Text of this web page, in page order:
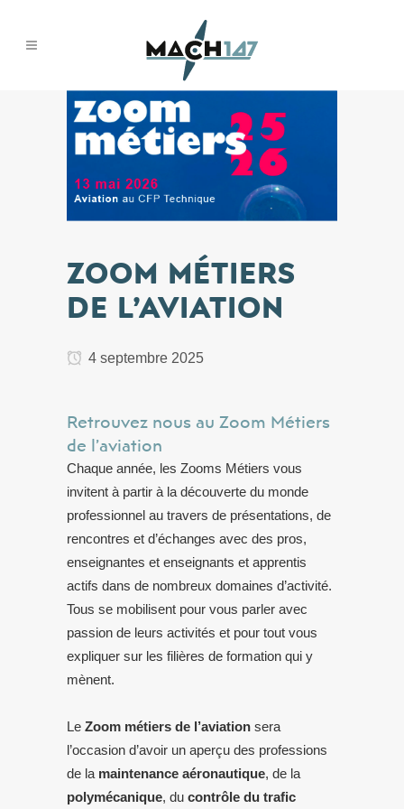
ZOOM MÉTIERS
DE L’AVIATION
4 septembre 2025
Retrouvez nous au Zoom Métiers
de l’aviation
Chaque année, les Zooms Métiers vous
invitent à partir à la découverte du monde
professionnel au travers de présentations, de
rencontres et d’échanges avec des pros,
enseignantes et enseignants et apprentis
actifs dans de nombreux domaines d’activité.
Tous se mobilisent pour vous parler avec
passion de leurs activités et pour tout vous
expliquer sur les filières de formation qui y
mènent.
Le Zoom métiers de l’aviation sera
l’occasion d’avoir un aperçu des professions
de la maintenance aéronautique, de la
polymécanique, du contrôle du trafic